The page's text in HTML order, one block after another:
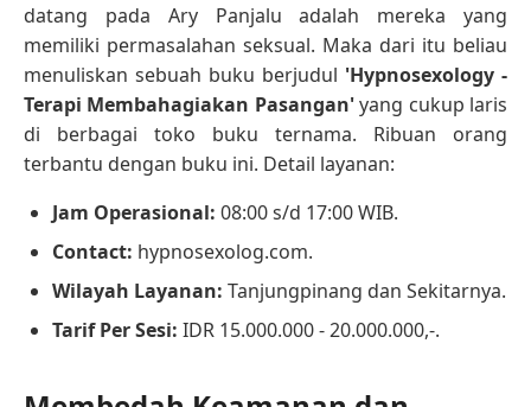
datang pada Ary Panjalu adalah mereka yang
memiliki permasalahan seksual. Maka dari itu beliau
menuliskan sebuah buku berjudul 'Hypnosexology -
Terapi Membahagiakan Pasangan'yang cukup laris
di berbagai toko buku ternama. Ribuan orang
terbantu dengan buku ini. Detail layanan:
Jam Operasional: 08:00 s/d 17:00 WIB.
Contact: hypnosexolog.com.
Wilayah Layanan: Tanjungpinang dan Sekitarnya.
Tarif Per Sesi: IDR 15.000.000 - 20.000.000,-.